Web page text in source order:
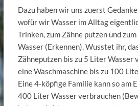
Dazu haben wir uns zuerst
wofür wir Wasser im Alltag
Trinken, zum Zähne putzen und
Wasser (Erkennen). Wusstet ihr,
Zähneputzen bis zu 5 Liter Wasser
eine Waschmaschine bis zu 100
Eine 4-köpfige Familie kann so am
400 Liter Wasser verbrauchen